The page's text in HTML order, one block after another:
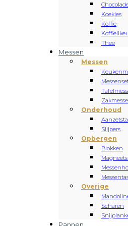
Koekjes
Koffie
Thee
Messen
Messen
Onderhoud
Slijpers
Opbergen
Blokken
Overige
Scharen